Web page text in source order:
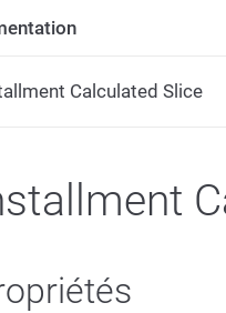
Calculated Slice